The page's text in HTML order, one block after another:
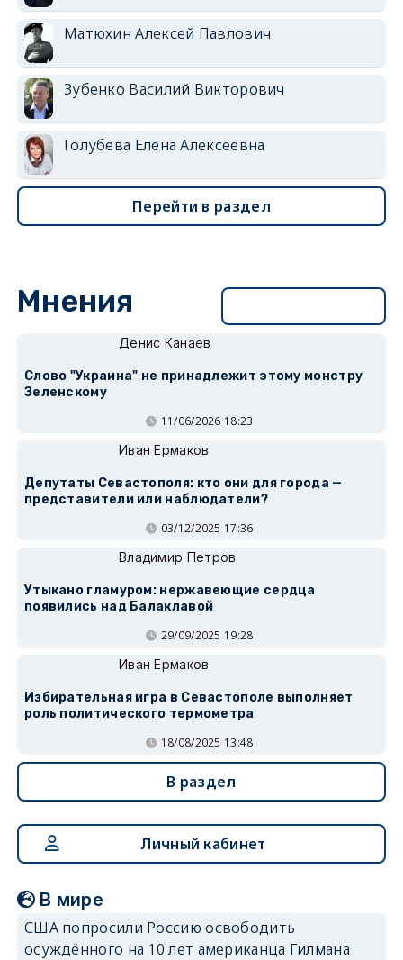
Матюхин Алексей Павлович
Зубенко Василий Викторович
Голубева Елена Алексеевна
Перейти в раздел
Мнения
Денис Канаев
Слово "Украина" не принадлежит этому монстру
Зеленскому
11/06/2026 18:23
Иван Ермаков
Депутаты Севастополя: кто они для города —
представители или наблюдатели?
03/12/2025 17:36
Владимир Петров
Утыкано гламуром: нержавеющие сердца
появились над Балаклавой
29/09/2025 19:28
Иван Ермаков
Избирательная игра в Севастополе выполняет
роль политического термометра
18/08/2025 13:48
В раздел
Личный кабинет
В мире
США попросили Россию освободить
осуждённого на 10 лет американца Гилмана